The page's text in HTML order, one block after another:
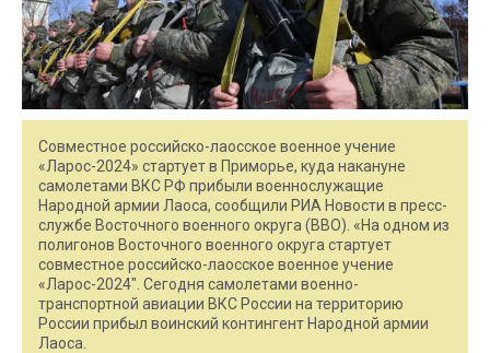
Совместное российско-лаосское военное учение
«Ларос-2024» стартует в Приморье, куда накануне
самолетами ВКС РФ прибыли военнослужащие
Народной армии Лаоса, сообщили РИА Новости в пресс-
службе Восточного военного округа (ВВО). «На одном из
полигонов Восточного военного округа стартует
совместное российско-лаосское военное учение
«Ларос-2024″. Сегодня самолетами военно-
транспортной авиации ВКС России на территорию
России прибыл воинский контингент Народной армии
Лаоса.